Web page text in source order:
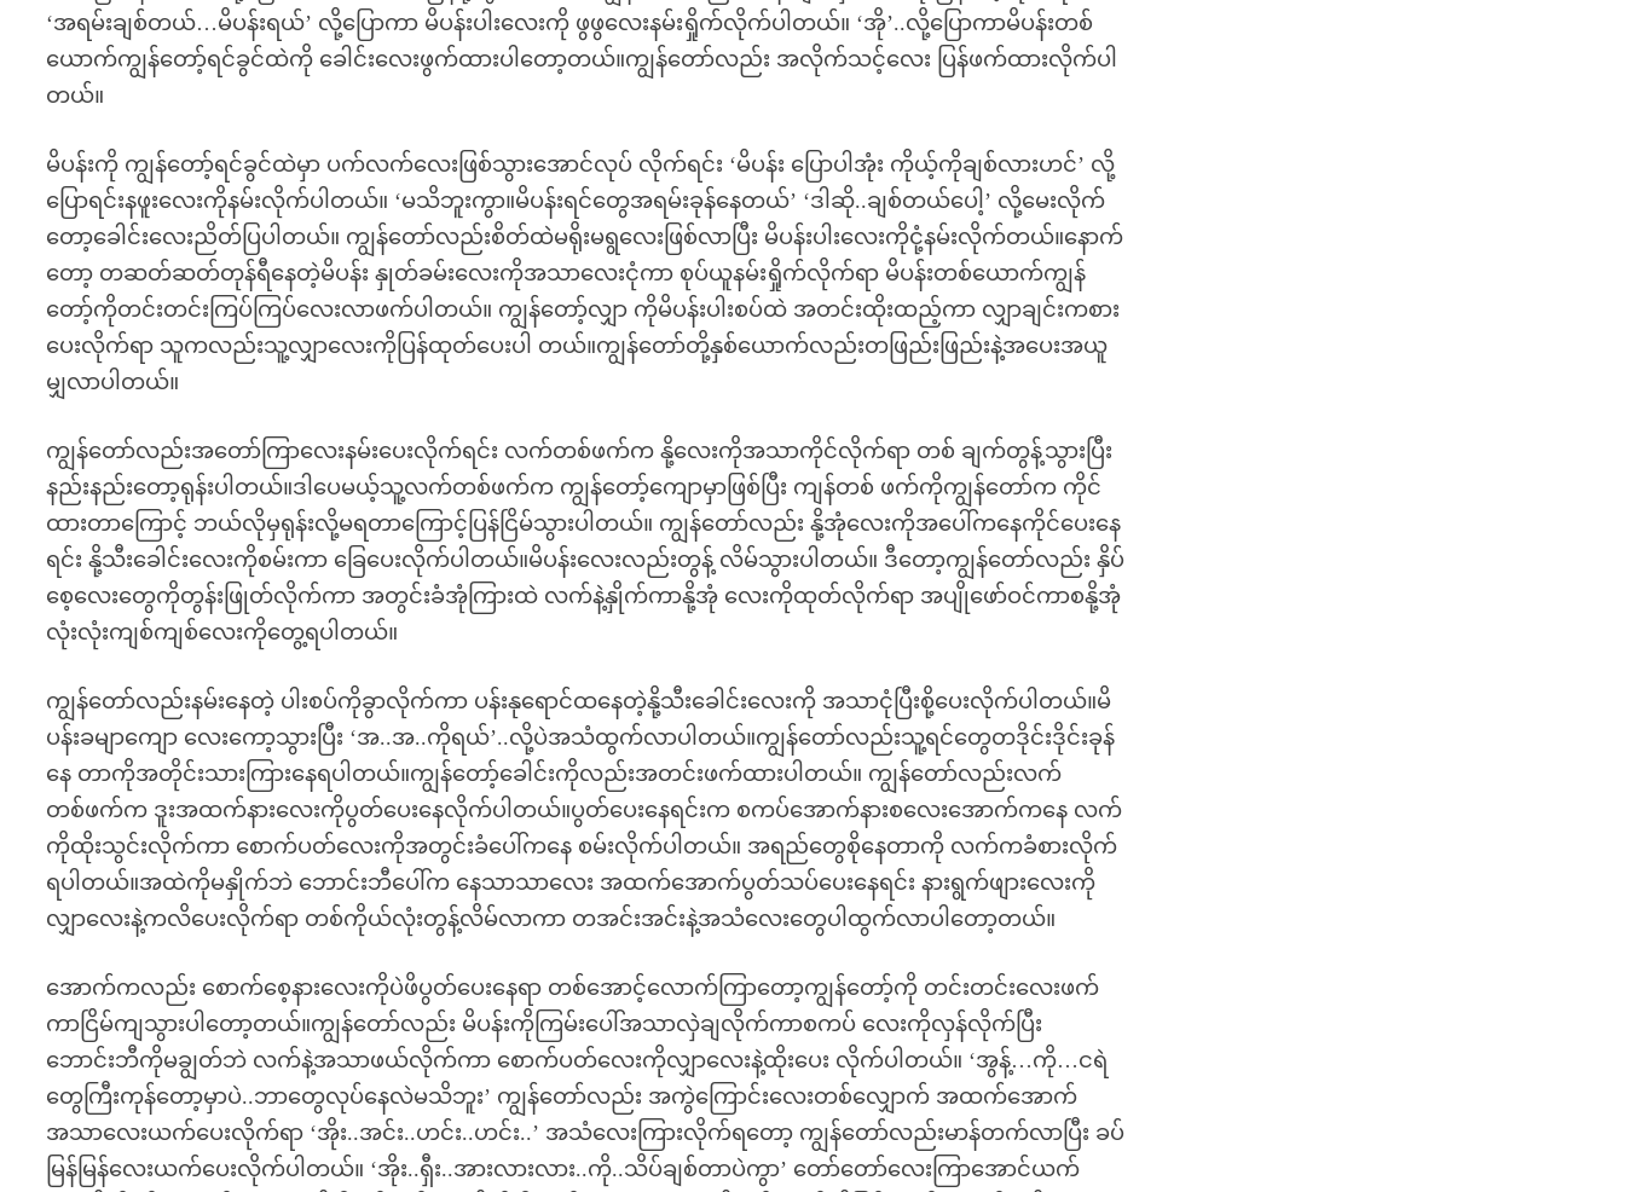
‘အရမ်းချစ်တယ်…မိပန်းရယ်’ လို့ပြောကာ မိပန်းပါးလေးကို ဖွဖွလေးနမ်းရှိုက်လိုက်ပါတယ်။ ‘အို’..လို့ပြောကာမိပန်းတစ်
ယောက်ကျွန်တော့်ရင်ခွင်ထဲကို ခေါင်းလေးဖွက်ထားပါတော့တယ်။ကျွန်တော်လည်း အလိုက်သင့်လေး ပြန်ဖက်ထားလိုက်ပါ
တယ်။
မိပန်းကို ကျွန်တော့်ရင်ခွင်ထဲမှာ ပက်လက်လေးဖြစ်သွားအောင်လုပ် လိုက်ရင်း ‘မိပန်း ပြောပါအုံး ကိုယ့်ကိုချစ်လားဟင်’ လို့
ပြောရင်းနဖူးလေးကိုနမ်းလိုက်ပါတယ်။ ‘မသိဘူးကွာ။မိပန်းရင်တွေအရမ်းခုန်နေတယ်’ ‘ဒါဆို..ချစ်တယ်ပေါ့’ လို့မေးလိုက်
တော့ခေါင်းလေးညိတ်ပြပါတယ်။ ကျွန်တော်လည်းစိတ်ထဲမရိုးမရွလေးဖြစ်လာပြီး မိပန်းပါးလေးကိုငုံ့နမ်းလိုက်တယ်။နောက်
တော့ တဆတ်ဆတ်တုန်ရီနေတဲ့မိပန်း နှုတ်ခမ်းလေးကိုအသာလေးငုံကာ စုပ်ယူနမ်းရှိုက်လိုက်ရာ မိပန်းတစ်ယောက်ကျွန်
တော့်ကိုတင်းတင်းကြပ်ကြပ်လေးလာဖက်ပါတယ်။ ကျွန်တော့်လျှာ ကိုမိပန်းပါးစပ်ထဲ အတင်းထိုးထည့်ကာ လျှာချင်းကစား
ပေးလိုက်ရာ သူကလည်းသူ့လျှာလေးကိုပြန်ထုတ်ပေးပါ တယ်။ကျွန်တော်တို့နှစ်ယောက်လည်းတဖြည်းဖြည်းနဲ့အပေးအယူ
မျှလာပါတယ်။
ကျွန်တော်လည်းအတော်ကြာလေးနမ်းပေးလိုက်ရင်း လက်တစ်ဖက်က နို့လေးကိုအသာကိုင်လိုက်ရာ တစ် ချက်တွန့်သွားပြီး
နည်းနည်းတော့ရုန်းပါတယ်။ဒါပေမယ့်သူ့လက်တစ်ဖက်က ကျွန်တော့်ကျောမှာဖြစ်ပြီး ကျန်တစ် ဖက်ကိုကျွန်တော်က ကိုင်
ထားတာကြောင့် ဘယ်လိုမှရုန်းလို့မရတာကြောင့်ပြန်ငြိမ်သွားပါတယ်။ ကျွန်တော်လည်း နို့အုံလေးကိုအပေါ်ကနေကိုင်ပေးနေ
ရင်း နို့သီးခေါင်းလေးကိုစမ်းကာ ခြေပေးလိုက်ပါတယ်။မိပန်းလေးလည်းတွန့် လိမ်သွားပါတယ်။ ဒီတော့ကျွန်တော်လည်း နှိပ်
စေ့လေးတွေကိုတွန်းဖြုတ်လိုက်ကာ အတွင်းခံအုံကြားထဲ လက်နဲ့နှိုက်ကာနို့အုံ လေးကိုထုတ်လိုက်ရာ အပျိုဖော်ဝင်ကာစနို့အုံ
လုံးလုံးကျစ်ကျစ်လေးကိုတွေ့ရပါတယ်။
ကျွန်တော်လည်းနမ်းနေတဲ့ ပါးစပ်ကိုခွာလိုက်ကာ ပန်းနုရောင်ထနေတဲ့နို့သီးခေါင်းလေးကို အသာငုံပြီးစို့ပေးလိုက်ပါတယ်။မိ
ပန်းခမျာကျော လေးကော့သွားပြီး ‘အ..အ..ကိုရယ်’..လို့ပဲအသံထွက်လာပါတယ်။ကျွန်တော်လည်းသူ့ရင်တွေတဒိုင်းဒိုင်းခုန်
နေ တာကိုအတိုင်းသားကြားနေရပါတယ်။ကျွန်တော့်ခေါင်းကိုလည်းအတင်းဖက်ထားပါတယ်။ ကျွန်တော်လည်းလက်
တစ်ဖက်က ဒူးအထက်နားလေးကိုပွတ်ပေးနေလိုက်ပါတယ်။ပွတ်ပေးနေရင်းက စကပ်အောက်နားစလေးအောက်ကနေ လက်
ကိုထိုးသွင်းလိုက်ကာ စောက်ပတ်လေးကိုအတွင်းခံပေါ်ကနေ စမ်းလိုက်ပါတယ်။ အရည်တွေစိုနေတာကို လက်ကခံစားလိုက်
ရပါတယ်။အထဲကိုမနှိုက်ဘဲ ဘောင်းဘီပေါ်က နေသာသာလေး အထက်အောက်ပွတ်သပ်ပေးနေရင်း နားရွက်ဖျားလေးကို
လျှာလေးနဲ့ကလိပေးလိုက်ရာ တစ်ကိုယ်လုံးတွန့်လိမ်လာကာ တအင်းအင်းနဲ့အသံလေးတွေပါထွက်လာပါတော့တယ်။
အောက်ကလည်း စောက်စေ့နားလေးကိုပဲဖိပွတ်ပေးနေရာ တစ်အောင့်လောက်ကြာတော့ကျွန်တော့်ကို တင်းတင်းလေးဖက်
ကာငြိမ်ကျသွားပါတော့တယ်။ကျွန်တော်လည်း မိပန်းကိုကြမ်းပေါ်အသာလှဲချလိုက်ကာစကပ် လေးကိုလှန်လိုက်ပြီး
ဘောင်းဘီကိုမချွတ်ဘဲ လက်နဲ့အသာဖယ်လိုက်ကာ စောက်ပတ်လေးကိုလျှာလေးနဲ့ထိုးပေး လိုက်ပါတယ်။ ‘အွန့်…ကို…ငရဲ
တွေကြီးကုန်တော့မှာပဲ..ဘာတွေလုပ်နေလဲမသိဘူး’ ကျွန်တော်လည်း အကွဲကြောင်းလေးတစ်လျှောက် အထက်အောက်
အသာလေးယက်ပေးလိုက်ရာ ‘အိုး..အင်း..ဟင်း..ဟင်း..’ အသံလေးကြားလိုက်ရတော့ ကျွန်တော်လည်းမာန်တက်လာပြီး ခပ်
မြန်မြန်လေးယက်ပေးလိုက်ပါတယ်။ ‘အိုး..ရှီး..အားလားလား..ကို..သိပ်ချစ်တာပဲကွာ’ တော်တော်လေးကြာအောင်ယက်